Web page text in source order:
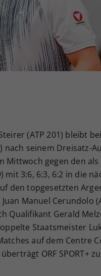
(ATP 201) bleibt
nach seinem Dreisatz-
Mittwoch gegen den
mit 3:6, 6:3, 6:2 in die
den topgesetzten
Manuel Cerundolo
Qualifikant Gerald
Staatsmeister
auf dem Centre
ORF SPORT+
Ihrer
Webseiten-